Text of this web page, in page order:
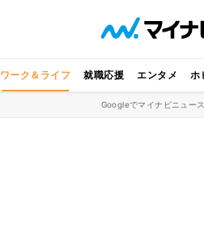
ワーク＆ライフ 就職応援 エンタメ ホ
Googleでマイナビニュー